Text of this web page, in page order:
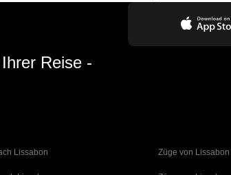
Reise -
Lissabon Züge von